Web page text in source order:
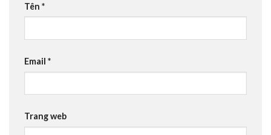
Tên *
Email *
Trang web